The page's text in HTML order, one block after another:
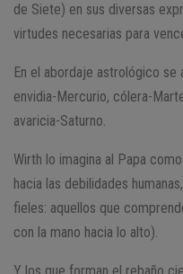
de Siete) en sus diversas
virtudes necesarias para
En el abordaje astrológico se
envidia-Mercurio, cólera-
avaricia-Saturno.
Wirth lo imagina al Papa
hacia las debilidades
fieles: aquellos que
con la mano hacia lo alto).